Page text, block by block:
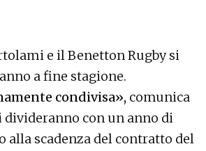
e il Benetton Rugby si
a fine stagione.
condivisa», comunica
divideranno con un anno di
alla scadenza del contratto del